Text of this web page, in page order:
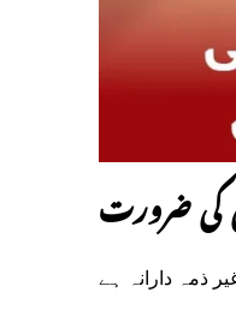
کی ضرورت
ذمہ دارانہ ہے